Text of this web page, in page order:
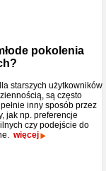
pokolenia
starszych użytkowników
są często
inny sposób przez
jak np. preferencje
czy podejście do
więcej